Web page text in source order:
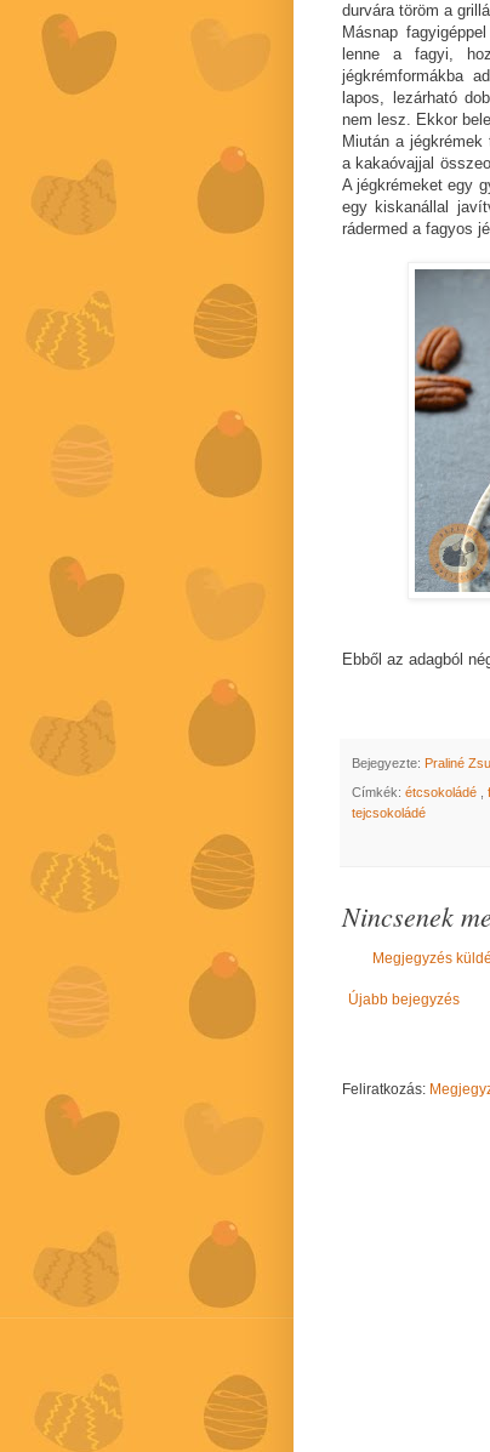
durvára töröm a
Másnap
lenne a fagyi,
jégkrémformákba
lapos, lezárható
nem lesz. Ekkor
Miután a
a kakaóvajjal
A jégkrémeket egy
egy kiskanállal
rádermed a fagyos
Ebből az adagból
Bejegyezte: Praliné
Címkék: étcsokoládé
tejcsokoládé
Nincsenek
Megjegyzés
Újabb bejegyzés
Feliratkozás: